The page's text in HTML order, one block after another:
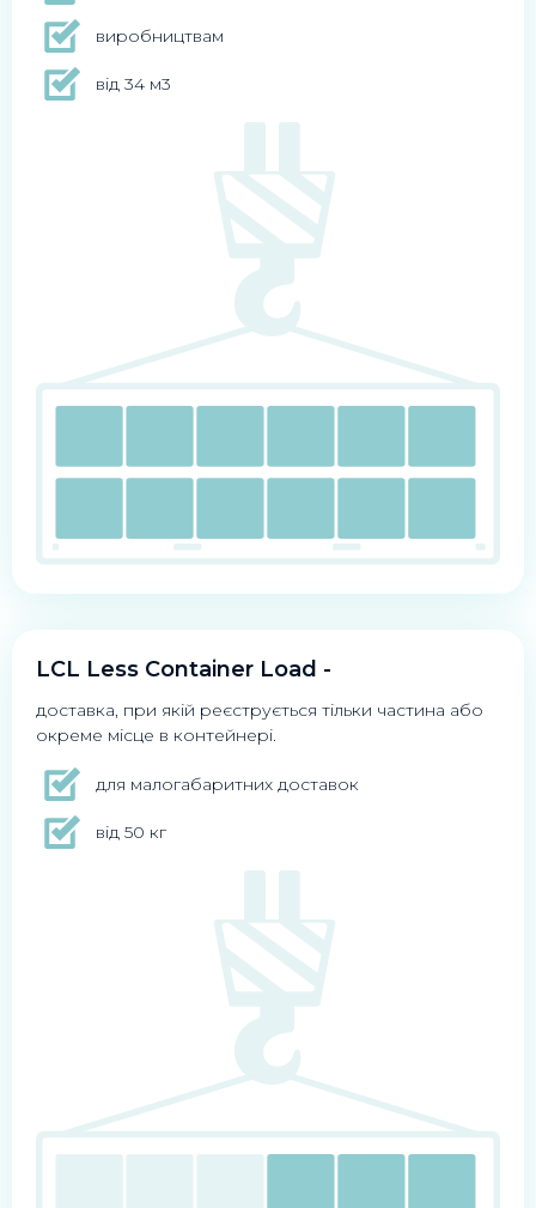
виробництвам
від 34 м3
LCL Less Container Load -
доставка, при якій реєструється тільки частина або
окреме місце в контейнері.
для малогабаритних доставок
від 50 кг